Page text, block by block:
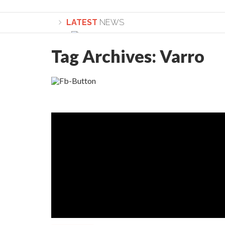
LATEST NEWS
Lepădarea de sine și urmarea lui Hristos.
Academia Română: 5G poate cauza
Tag Archives:Varro